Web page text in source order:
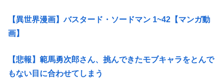
【異世界漫画】バスタード・ソードマン 1~42【マンガ動
画】
【悲報】範馬勇次郎さん、挑んできたモブキャラをとんで
もない目に合わせてしまう